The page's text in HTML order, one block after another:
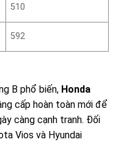
510
592
B phổ biến, Honda
cấp hoàn toàn mới để
càng cạnh tranh. Đối
Vios và Hyundai